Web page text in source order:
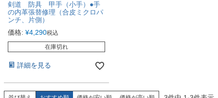
剣道 防具 甲手（小手）●手
の内革張替修理（合皮ミクロパ
ンチ、片側）
価格: ¥4,290税込
在庫切れ
詳細を見る